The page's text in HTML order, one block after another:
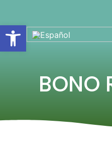
Abrir barra de herramientas
BONO